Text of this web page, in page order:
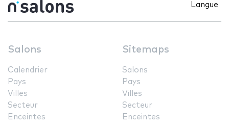
Langue
Salons
Calendrier
Pays
Villes
Secteur
Enceintes
Sitemaps
Salons
Pays
Villes
Secteur
Enceintes